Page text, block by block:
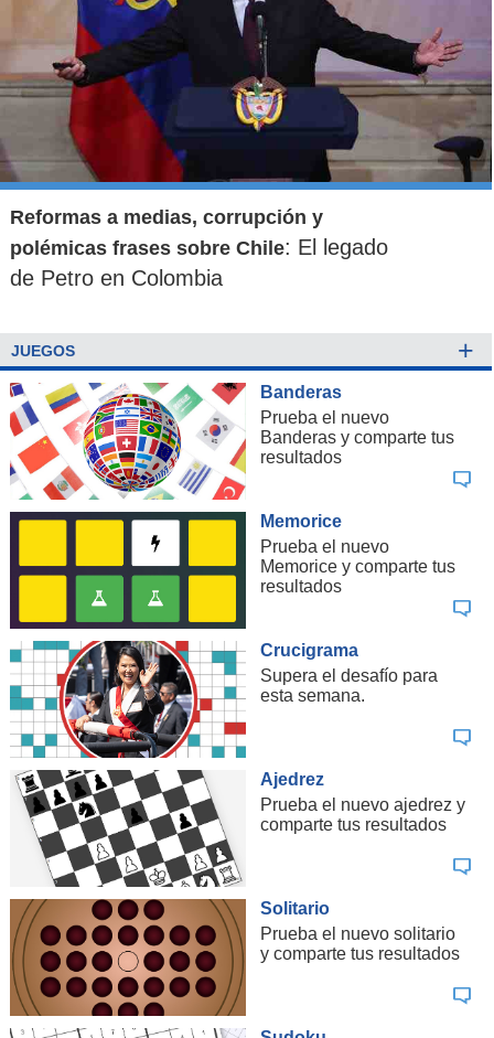
Reformas a medias, corrupción y
polémicas frases sobre Chile: El legado
de Petro en Colombia
JUEGOS +
Banderas
Prueba el nuevo
Banderas y comparte tus
resultados
Memorice
Prueba el nuevo
Memorice y comparte tus
resultados
Crucigrama
Supera el desafío para
esta semana.
Ajedrez
Prueba el nuevo ajedrez y
comparte tus resultados
Solitario
Prueba el nuevo solitario
y comparte tus resultados